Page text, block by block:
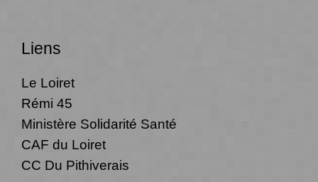
Liens
Le Loiret
Rémi 45
Ministère Solidarité Santé
CAF du Loiret
CC Du Pithiverais